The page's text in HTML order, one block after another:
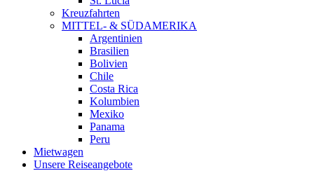
Kreuzfahrten
MITTEL- & SÜDAMERIKA
Argentinien
Brasilien
Bolivien
Chile
Costa Rica
Kolumbien
Mexiko
Panama
Peru
Mietwagen
Unsere Reiseangebote